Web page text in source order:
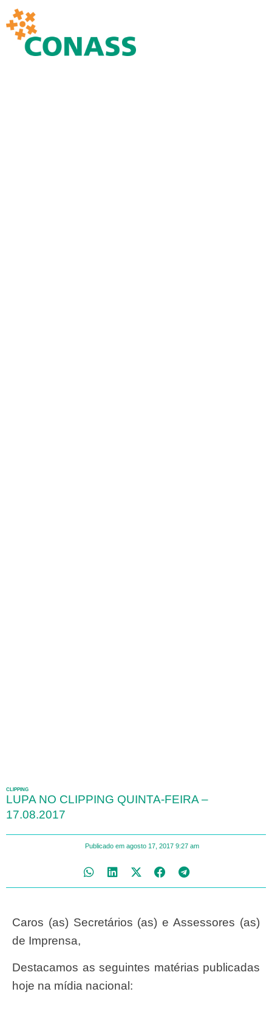
CLIPPING
LUPA NO CLIPPING QUINTA-FEIRA –
17.08.2017
Publicado em agosto 17, 2017 9:27 am
Caros (as) Secretários (as) e Assessores (as)
de Imprensa,
Destacamos as seguintes matérias publicadas
hoje na mídia nacional: